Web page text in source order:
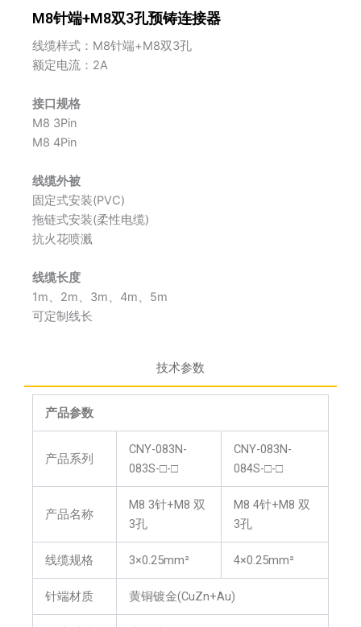
M8针端+M8双3孔预铸连接器
线缆样式：M8针端+M8双3孔
额定电流：2A
接口规格
M8 3Pin
M8 4Pin
线缆外被
固定式安装(PVC)
拖链式安装(柔性电缆)
抗火花喷溅
线缆长度
1m、2m、3m、4m、5m
可定制线长
技术参数
产品参数
产品系列
CNY-083N-
083S-□-□
CNY-083N-
084S-□-□
产品名称
M8 3针+M8 双
3孔
M8 4针+M8 双
3孔
线缆规格 3×0.25mm² 4×0.25mm²
针端材质 黄铜镀金(CuZn+Au)